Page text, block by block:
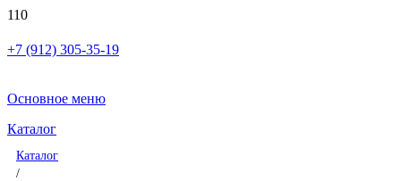
+7 (912) 305-35-19
Основное меню
Каталог
Каталог
/